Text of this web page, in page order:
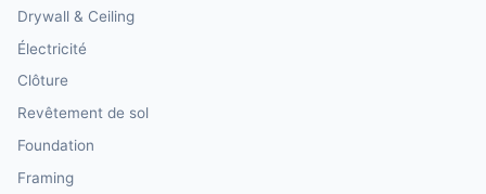
Drywall & Ceiling
Électricité
Clôture
Revêtement de sol
Foundation
Framing